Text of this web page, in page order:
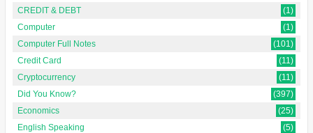
CREDIT & DEBT
(1)
Computer
(1)
Computer Full Notes
(101)
Credit Card
(11)
Cryptocurrency
(11)
Did You Know?
(397)
Economics
(25)
English Speaking
(5)